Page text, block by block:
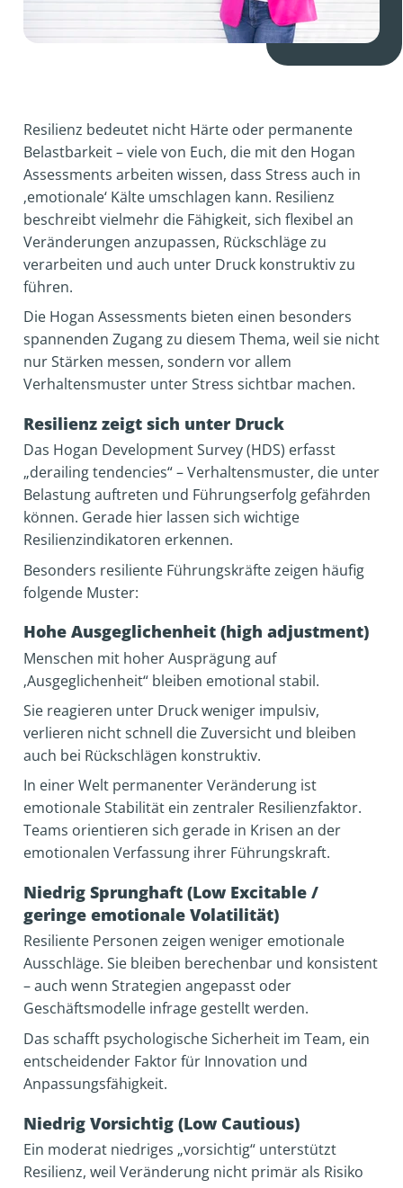
Resilienz bedeutet nicht Härte oder permanente
Belastbarkeit – viele von Euch, die mit den Hogan
Assessments arbeiten wissen, dass Stress auch in
‚emotionale‘ Kälte umschlagen kann. Resilienz
beschreibt vielmehr die Fähigkeit, sich flexibel an
Veränderungen anzupassen, Rückschläge zu
verarbeiten und auch unter Druck konstruktiv zu
führen.
Die Hogan Assessments bieten einen besonders
spannenden Zugang zu diesem Thema, weil sie nicht
nur Stärken messen, sondern vor allem
Verhaltensmuster unter Stress sichtbar machen.
Resilienz zeigt sich unter Druck
Das Hogan Development Survey (HDS) erfasst
„derailing tendencies“ – Verhaltensmuster, die unter
Belastung auftreten und Führungserfolg gefährden
können. Gerade hier lassen sich wichtige
Resilienzindikatoren erkennen.
Besonders resiliente Führungskräfte zeigen häufig
folgende Muster:
Hohe Ausgeglichenheit (high adjustment)
Menschen mit hoher Ausprägung auf
‚Ausgeglichenheit“ bleiben emotional stabil.
Sie reagieren unter Druck weniger impulsiv,
verlieren nicht schnell die Zuversicht und bleiben
auch bei Rückschlägen konstruktiv.
In einer Welt permanenter Veränderung ist
emotionale Stabilität ein zentraler Resilienzfaktor.
Teams orientieren sich gerade in Krisen an der
emotionalen Verfassung ihrer Führungskraft.
Niedrig Sprunghaft (Low Excitable /
geringe emotionale Volatilität)
Resiliente Personen zeigen weniger emotionale
Ausschläge. Sie bleiben berechenbar und konsistent
– auch wenn Strategien angepasst oder
Geschäftsmodelle infrage gestellt werden.
Das schafft psychologische Sicherheit im Team, ein
entscheidender Faktor für Innovation und
Anpassungsfähigkeit.
Niedrig Vorsichtig (Low Cautious)
Ein moderat niedriges „vorsichtig“ unterstützt
Resilienz, weil Veränderung nicht primär als Risiko